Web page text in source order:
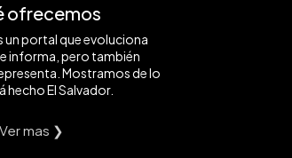
ofrecemos
un portal que evoluciona
informa, pero también
Mostramos de lo
hecho El Salvador.
Ver mas ❯